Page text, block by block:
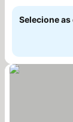
Selecione